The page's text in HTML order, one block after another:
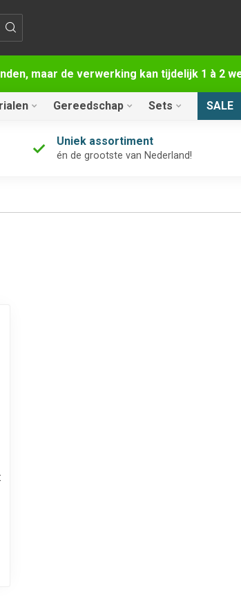
maar de verwerking kan tijdelijk 1 à 2
Gereedschap Sets SALE
Uniek assortiment
én de grootste van Nederland!